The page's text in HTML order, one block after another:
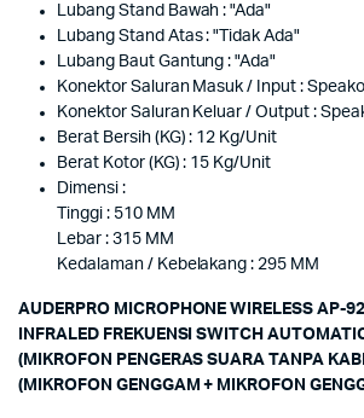
Lubang Stand Bawah : "Ada"
Lubang Stand Atas : "Tidak Ada"
Lubang Baut Gantung : "Ada"
Konektor Saluran Masuk / Input :
Konektor Saluran Keluar / Output :
Berat Bersih (KG) : 12 Kg/Unit
Berat Kotor (KG) : 15 Kg/Unit
Dimensi :
Tinggi : 510 MM
Lebar : 315 MM
Kedalaman / Kebelakang : 295 MM
AUDERPRO MICROPHONE WIRELESS AP-
INFRALED FREKUENSI SWITCH
(MIKROFON PENGERAS SUARA TANPA
(MIKROFON GENGGAM + MIKROFON